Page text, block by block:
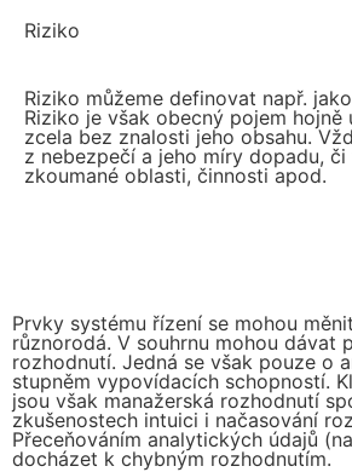
Riziko
Riziko můžeme definovat např.
Riziko je však obecný pojem hojně
zcela bez znalosti jeho obsahu.
z nebezpečí a jeho míry dopadu,
zkoumané oblasti, činnosti apod.
Prvky systému řízení se mohou
různorodá. V souhrnu mohou dávat
rozhodnutí. Jedná se však pouze o
stupněm vypovídacích schopností.
jsou však manažerská rozhodnutí
zkušenostech intuici i načasování
Přeceňováním analytických údajů
docházet k chybným rozhodnutím.